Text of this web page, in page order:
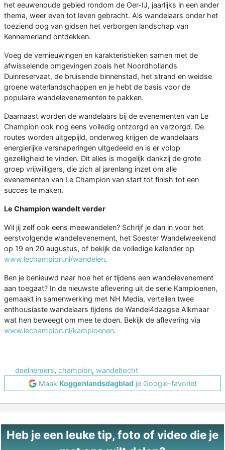
het eeuwenoude gebied rondom de Oer-IJ, jaarlijks in een ander
thema, weer even tot leven gebracht. Als wandelaars onder het
toeziend oog van gidsen het verborgen landschap van
Kennemerland ontdekken.
Voeg de vernieuwingen en karakteristieken samen met de
afwisselende omgevingen zoals het Noordhollands
Duinreservaat, de bruisende binnenstad, het strand en weidse
groene waterlandschappen en je hebt de basis voor de
populaire wandelevenementen te pakken.
Daarnaast worden de wandelaars bij de evenementen van Le
Champion ook nog eens volledig ontzorgd en verzorgd. De
routes worden uitgepijld, onderweg krijgen de wandelaars
energierijke versnaperingen uitgedeeld en is er volop
gezelligheid te vinden. Dit alles is mogelijk dankzij de grote
groep vrijwilligers, die zich al jarenlang inzet om alle
evenementen van Le Champion van start tot finish tot een
succes te maken.
Le Champion wandelt verder
Wil jij zelf ook eens meewandelen? Schrijf je dan in voor het
eerstvolgende wandelevenement, het Soester Wandelweekend
op 19 en 20 augustus, of bekijk de volledige kalender op
www.lechampion.nl/wandelen.
Ben je benieuwd naar hoe het er tijdens een wandelevenement
aan toegaat? In de nieuwste aflevering uit de serie Kampioenen,
gemaakt in samenwerking met NH Media, vertellen twee
enthousiaste wandelaars tijdens de Wandel4daagse Alkmaar
wat hen beweegt om mee te doen. Bekijk de aflevering via
www.lechampion.nl/kampioenen.
deelnemers, champion, wandeltocht
Maak Koggenlandsdagbladje Google-favoriet
Heb je een leuke tip, foto of video die je